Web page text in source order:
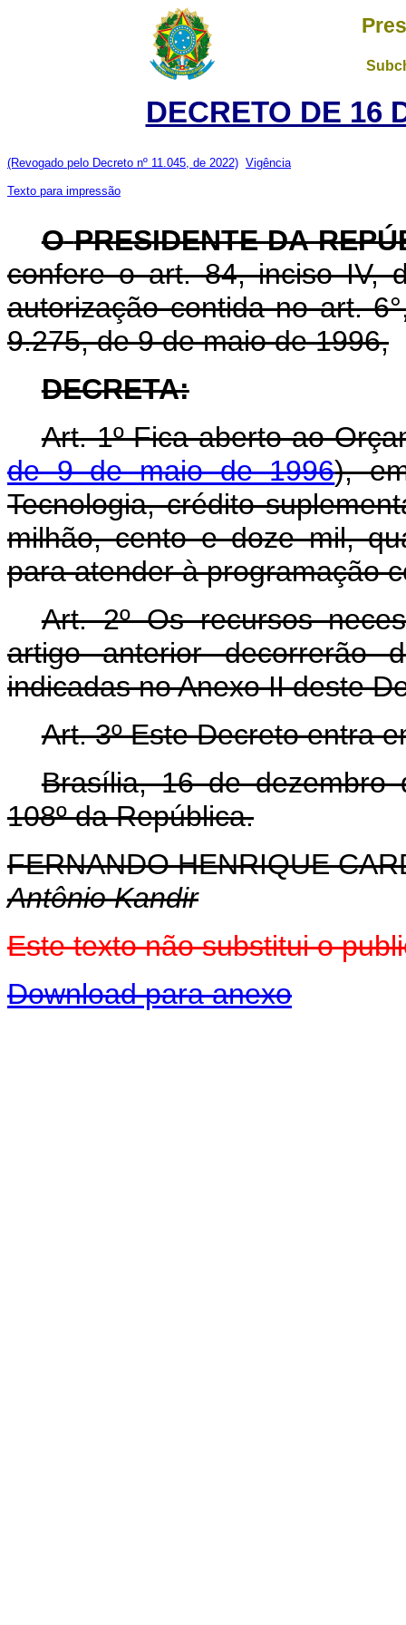
DECRETO DE 16
(Revogado pelo Decreto nº 11.045, de 2022) Vigência
Texto para impressão
O PRESIDENTE DA
confere o art. 84, inciso IV,
autorização contida no art.
9.275, de 9 de maio de 1996,
DECRETA:
Art. 1º Fica aberto ao
de 9 de maio de 1996),
Tecnologia, crédito
milhão, cento e doze mil,
para atender à programação
Art. 2º Os recursos
artigo anterior decorrerão
indicadas no Anexo II deste
Art. 3º Este Decreto entra
Brasília, 16 de dezembro
108º da República.
FERNANDO HENRIQUE
Antônio Kandir
Este texto não substitui o
Download para anexo